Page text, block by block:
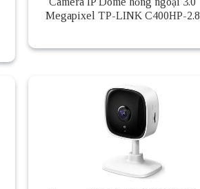
Megapixel TP-LINK C400HP-2.8